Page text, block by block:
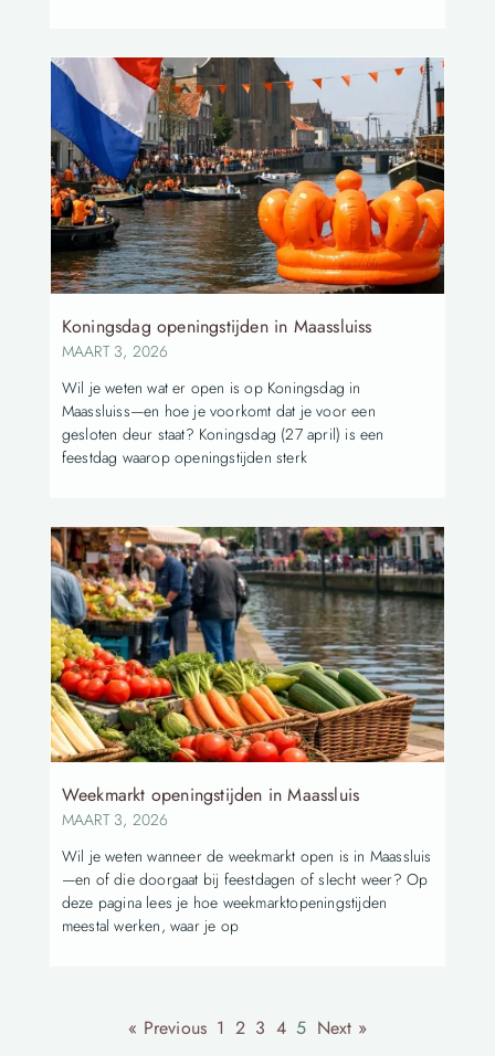
Koningsdag openingstijden in Maassluiss
MAART 3, 2026
Wil je weten wat er open is op Koningsdag in
Maassluiss—en hoe je voorkomt dat je voor een
gesloten deur staat? Koningsdag (27 april) is een
feestdag waarop openingstijden sterk
Weekmarkt openingstijden in Maassluis
MAART 3, 2026
Wil je weten wanneer de weekmarkt open is in Maassluis
—en of die doorgaat bij feestdagen of slecht weer? Op
deze pagina lees je hoe weekmarktopeningstijden
meestal werken, waar je op
« Previous 1 2 3 4 5 Next »